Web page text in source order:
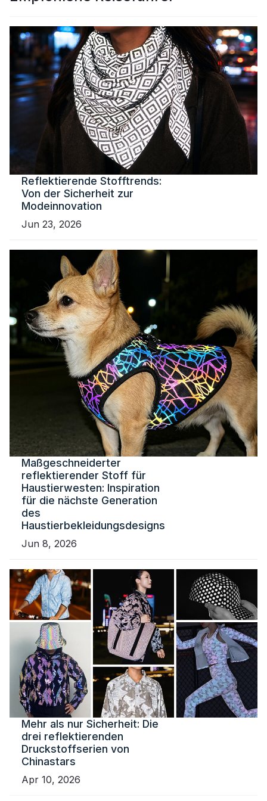
Reflektierende Stofftrends:
Von der Sicherheit zur
Modeinnovation
Jun 23, 2026
Maßgeschneiderter
reflektierender Stoff für
Haustierwesten: Inspiration
für die nächste Generation
des
Haustierbekleidungsdesigns
Jun 8, 2026
Mehr als nur Sicherheit: Die
drei reflektierenden
Druckstoffserien von
Chinastars
Apr 10, 2026